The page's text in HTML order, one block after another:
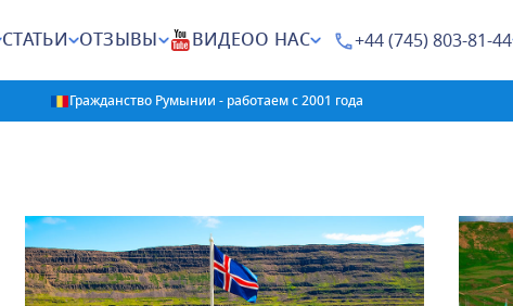
СТАТЬИ ОТЗЫВЫ ВИДЕОО НАС +44 (745) 803-81-44
Гражданство Румынии - работаем с 2001 года